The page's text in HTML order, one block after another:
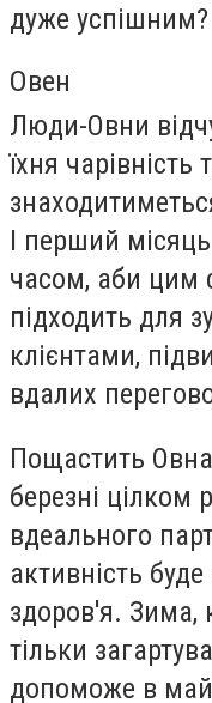
дуже успішним?
Овен
Люди-Овни
їхня чарівність
І перший
часом, аби цим
підходить для
клієнтами,
вдалих
Пощастить
березні цілком
вдеального
активність
здоров'я. Зима,
тільки
допоможе в